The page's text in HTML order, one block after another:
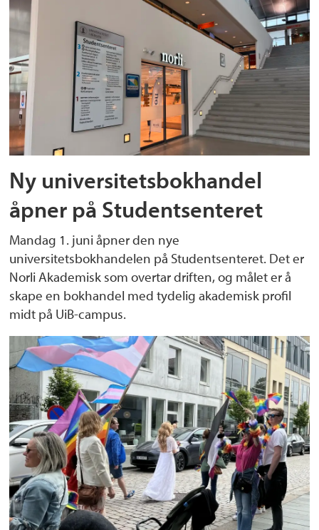
Ny universitetsbokhandel
åpner på Studentsenteret
Mandag 1. juni åpner den nye
universitetsbokhandelen på Studentsenteret. Det er
Norli Akademisk som overtar driften, og målet er å
skape en bokhandel med tydelig akademisk profil
midt på UiB-campus.